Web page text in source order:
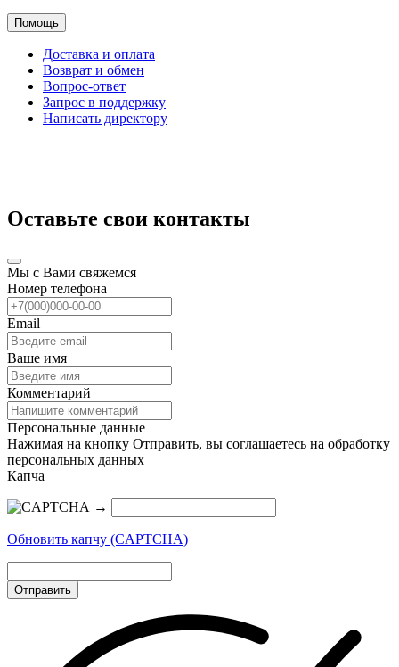
Помощь
Доставка и оплата
Возврат и обмен
Вопрос-ответ
Запрос в поддержку
Написать директору
Оставьте свои контакты
Мы с Вами свяжемся
Номер телефона
Email
Ваше имя
Комментарий
Персональные данные
Нажимая на кнопку Отправить, вы соглашаетесь на обработку
персональных данных
Капча
→
Обновить капчу (CAPTCHA)
Отправить